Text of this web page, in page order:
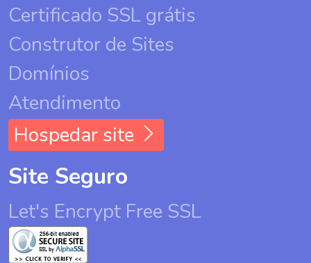
Certificado SSL grátis
Construtor de Sites
Domínios
Atendimento
Hospedar site
Site Seguro
Let's Encrypt Free SSL